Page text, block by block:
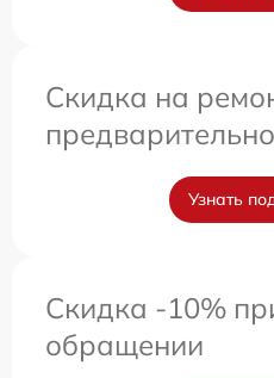
Скидка на
Узнать
Скидка -10%
обращении